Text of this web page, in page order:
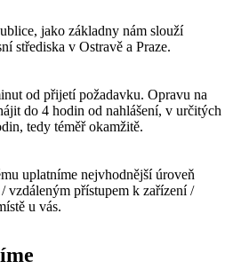
jako základny nám slouží
střediska v Ostravě a Praze.
od přijetí požadavku. Opravu na
do 4 hodin od nahlášení, v určitých
tedy téměř okamžitě.
uplatníme nejvhodnější úroveň
vzdáleným přístupem k zařízení /
u vás.